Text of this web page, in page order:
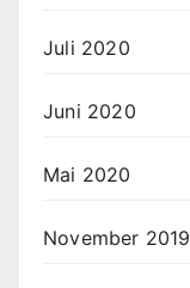
Juli 2020
Juni 2020
Mai 2020
November 2019